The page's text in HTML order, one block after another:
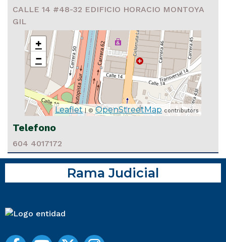
CALLE 14 #48-32 EDIFICIO HORACIO MONTOYA
GIL
+
−
Leaflet| ©OpenStreetMap contributors
Telefono
604 4017172
Rama Judicial